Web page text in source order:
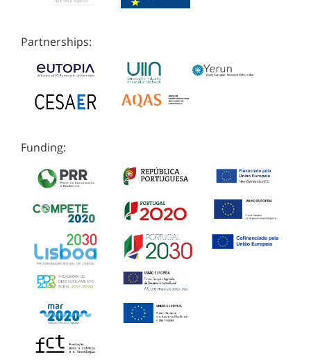
Partnerships:
Funding: